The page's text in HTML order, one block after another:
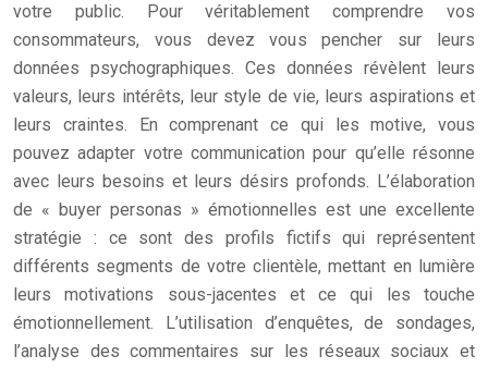
votre public. Pour véritablement comprendre vos
consommateurs, vous devez vous pencher sur leurs
données psychographiques. Ces données révèlent leurs
valeurs, leurs intérêts, leur style de vie, leurs aspirations et
leurs craintes. En comprenant ce qui les motive, vous
pouvez adapter votre communication pour qu’elle résonne
avec leurs besoins et leurs désirs profonds. L’élaboration
de « buyer personas » émotionnelles est une excellente
stratégie : ce sont des profils fictifs qui représentent
différents segments de votre clientèle, mettant en lumière
leurs motivations sous-jacentes et ce qui les touche
émotionnellement. L’utilisation d’enquêtes, de sondages,
l’analyse des commentaires sur les réseaux sociaux et